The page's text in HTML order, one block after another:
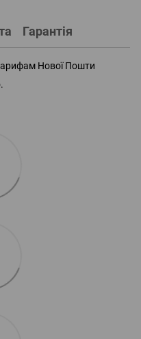
Гарантія
Нової Пошти